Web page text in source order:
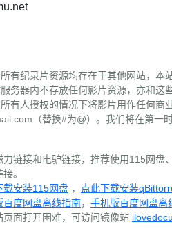
有纪录片资源均存在于其他网站，本
务器内不存放任何影片资源，亦和
有人授权的情况下将影片用作任何
（替换#为@）。我们将在第一
力链接和电驴链接，推荐使用115网盘
。
载安装115网盘 ，
点此下载安装
百度网盘离线指南， 手机版百度网盘离
页面打开困难，可访问镜像站